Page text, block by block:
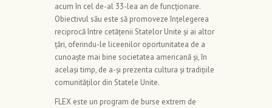
acum în cel de-al 33-lea an de funcționare.
Obiectivul său este să promoveze înțelegerea
reciprocă între cetățenii Statelor Unite și ai altor
țări, oferindu-le liceenilor oportunitatea de a
cunoaște mai bine societatea americană și, în
același timp, de a-și prezenta cultura și tradițiile
comunităților din Statele Unite.
FLEX este un program de burse extrem de